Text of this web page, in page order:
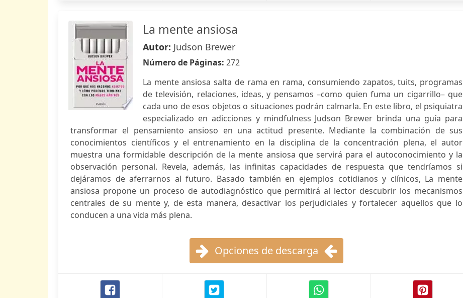
La mente ansiosa
Autor: Judson Brewer
Número de Páginas: 272
La mente ansiosa salta de rama en rama, consumiendo zapatos, tuits, programas
de televisión, relaciones, ideas, y pensamos –como quien fuma un cigarrillo– que
cada uno de esos objetos o situaciones podrán calmarla. En este libro, el psiquiatra
especializado en adicciones y mindfulness Judson Brewer brinda una guía para
transformar el pensamiento ansioso en una actitud presente. Mediante la combinación de sus
conocimientos científicos y el entrenamiento en la disciplina de la concentración plena, el autor
muestra una formidable descripción de la mente ansiosa que servirá para el autoconocimiento y la
observación personal. Revela, además, las infinitas capacidades de respuesta que tendríamos si
dejáramos de aferrarnos al futuro. Basado también en ejemplos cotidianos y clínicos, La mente
ansiosa propone un proceso de autodiagnóstico que permitirá al lector descubrir los mecanismos
centrales de su mente y, de esta manera, desactivar los perjudiciales y fortalecer aquellos que lo
conducen a una vida más plena.
Opciones de descarga